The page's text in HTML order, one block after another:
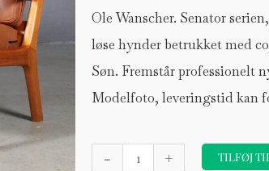
Ole Wanscher. Senator
løse hynder betrukket med
Søn. Fremstår professionelt
Modelfoto, leveringstid kan
-
Wanscher.
+ TILFØJ